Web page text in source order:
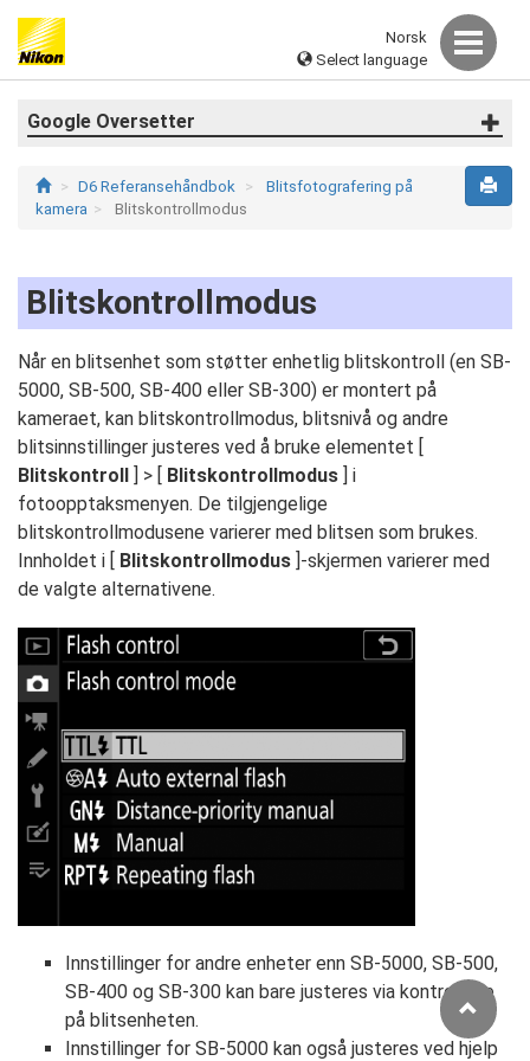
Norsk
Select language
Google Oversetter
D6 Referansehåndbok
Blitsfotografering på
kamera
Blitskontrollmodus
Blitskontrollmodus
Når en blitsenhet som støtter enhetlig blitskontroll (en SB-
5000, SB-500, SB-400 eller SB-300) er montert på
kameraet, kan blitskontrollmodus, blitsnivå og andre
blitsinnstillinger justeres ved å bruke elementet [
Blitskontroll ] > [ Blitskontrollmodus ] i
fotoopptaksmenyen. De tilgjengelige
blitskontrollmodusene varierer med blitsen som brukes.
Innholdet i [ Blitskontrollmodus ]-skjermen varierer med
de valgte alternativene.
Innstillinger for andre enheter enn SB-5000, SB-500,
SB-400 og SB-300 kan bare justeres via kontrollene
på blitsenheten.
Innstillinger for SB-5000 kan også justeres ved hjelp